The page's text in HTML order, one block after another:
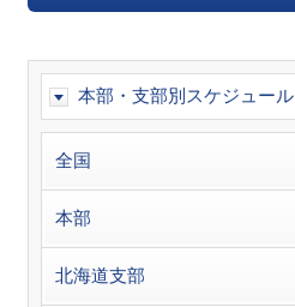
本部・支部別スケジュール
全国
本部
北海道支部